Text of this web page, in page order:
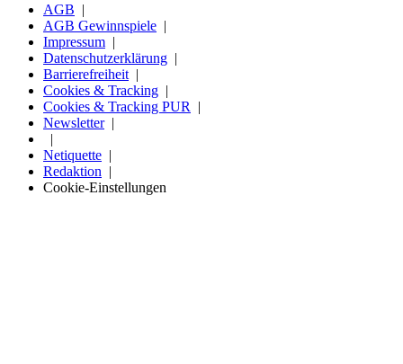
AGB
AGB Gewinnspiele
Impressum
Datenschutzerklärung
Barrierefreiheit
Cookies & Tracking
Cookies & Tracking PUR
Newsletter
Netiquette
Redaktion
Cookie-Einstellungen